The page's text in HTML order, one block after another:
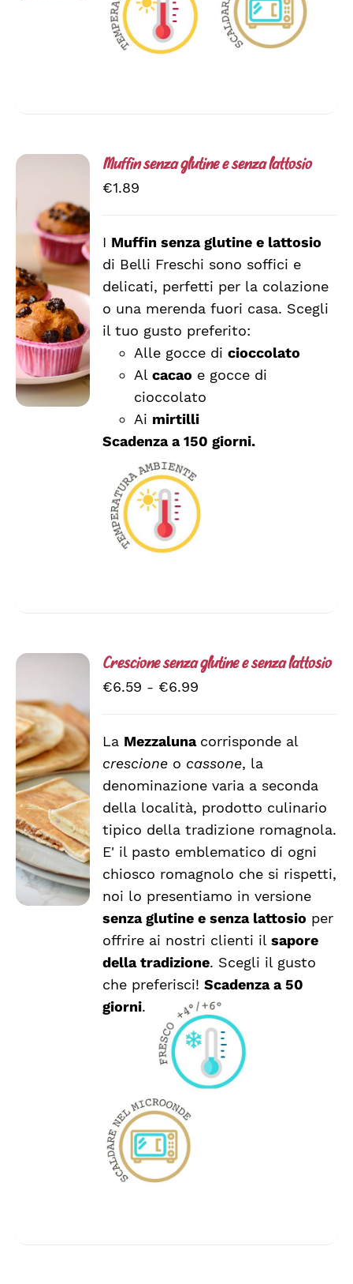
SCEGLI
QUESTO
PRODOTTO
HA
PIÙ
VARIANTI.
LE
OPZIONI
POSSONO
PRODOTTO
/
DETTAGLI
Muffin senza glutine e senza lattosio
€1.89
I Muffin senza glutine e lattosio
di Belli Freschi sono soffici e
delicati, perfetti per la colazione
o una merenda fuori casa. Scegli
il tuo gusto preferito:
Alle gocce dicioccolato
Alcacao e gocce di
cioccolato
Ai mirtilli
Scadenza a 150 giorni.
SCEGLI
QUESTO
PRODOTTO
HA
PIÙ
VARIANTI.
LE
OPZIONI
POSSONO
/
DETTAGLI
Crescione senza glutine e senza lattosio
€6.59 - €6.99
€6.59
€6.99
La Mezzaluna corrisponde al
crescione o cassone, la
denominazione varia a seconda
della località, prodotto culinario
tipico della tradizione romagnola.
E' il pasto emblematico di ogni
chiosco romagnolo che si rispetti,
noi lo presentiamo in versione
senza glutine e senza lattosio per
offrire ai nostri clienti ilsapore
della tradizione. Scegli il gusto
che preferisci!Scadenza a 50
giorni.